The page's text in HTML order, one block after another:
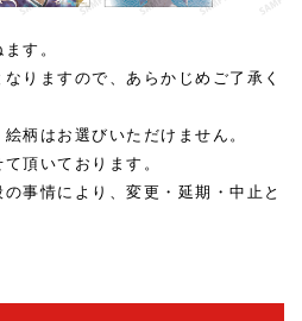
す。
りますので、あらかじめご了承く
柄はお選びいただけません。
頂いております。
事情により、変更・延期・中止と